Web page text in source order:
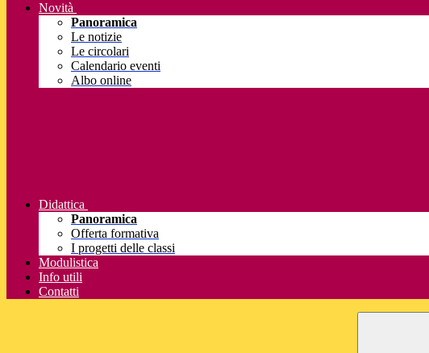
Novità
Panoramica
Le notizie
Le circolari
Calendario eventi
Albo online
Didattica
Panoramica
Offerta formativa
I progetti delle classi
Modulistica
Info utili
Contatti